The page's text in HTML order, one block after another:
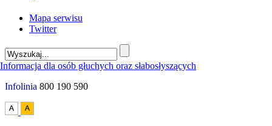
Mapa serwisu
Twitter
Infolinia 800 190 590